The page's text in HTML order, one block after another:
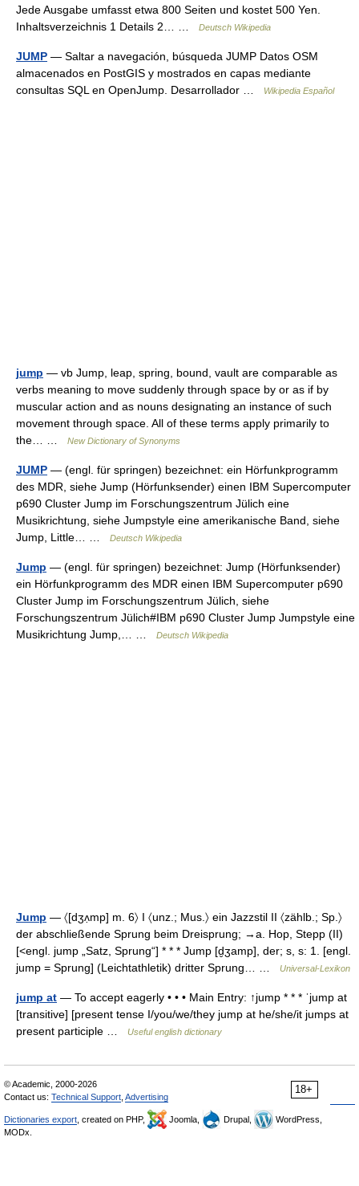
Jede Ausgabe umfasst etwa 800 Seiten und kostet 500 Yen.
Inhaltsverzeichnis 1 Details 2… …
Deutsch Wikipedia
JUMP — Saltar a navegación, búsqueda JUMP Datos OSM
almacenados en PostGIS y mostrados en capas mediante
consultas SQL en OpenJump. Desarrollador …
Wikipedia Español
jump — vb Jump, leap, spring, bound, vault are comparable as
verbs meaning to move suddenly through space by or as if by
muscular action and as nouns designating an instance of such
movement through space. All of these terms apply primarily to
the… …
New Dictionary of Synonyms
JUMP — (engl. für springen) bezeichnet: ein Hörfunkprogramm
des MDR, siehe Jump (Hörfunksender) einen IBM Supercomputer
p690 Cluster Jump im Forschungszentrum Jülich eine
Musikrichtung, siehe Jumpstyle eine amerikanische Band, siehe
Jump, Little… …
Deutsch Wikipedia
Jump — (engl. für springen) bezeichnet: Jump (Hörfunksender)
ein Hörfunkprogramm des MDR einen IBM Supercomputer p690
Cluster Jump im Forschungszentrum Jülich, siehe
Forschungszentrum Jülich#IBM p690 Cluster Jump Jumpstyle eine
Musikrichtung Jump,… …
Deutsch Wikipedia
Jump — 〈[dʒʌ̣mp] m. 6〉 I 〈unz.; Mus.〉 ein Jazzstil II 〈zählb.; Sp.〉
der abschließende Sprung beim Dreisprung; →a. Hop, Stepp (II)
[<engl. jump „Satz, Sprung“] * * * Jump [d̮ʒamp], der; s, s: 1. [engl.
jump = Sprung] (Leichtathletik) dritter Sprung… …
Universal-Lexikon
jump at — To accept eagerly • • • Main Entry: ↑jump * * * ˈjump at
[transitive] [present tense I/you/we/they jump at he/she/it jumps at
present participle …
Useful english dictionary
18+
© Academic, 2000-2026
Contact us: Technical Support Advertising
Dictionaries export , created on PHP, Joomla, Drupal,
WordPress,
MODx.